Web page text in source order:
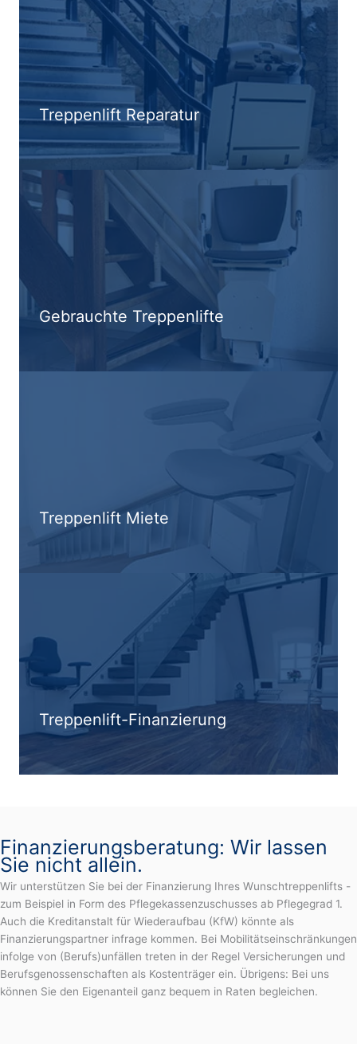
Treppenlift Reparatur
Gebrauchte Treppenlifte
Treppenlift Miete
Treppenlift-Finanzierung
Finanzierungsberatung: Wir lassen
Sie nicht allein.
Wir unterstützen Sie bei der Finanzierung Ihres Wunschtreppenlifts -
zum Beispiel in Form des Pflegekassenzuschusses ab Pflegegrad 1.
Auch die Kreditanstalt für Wiederaufbau (KfW) könnte als
Finanzierungspartner infrage kommen. Bei Mobilitätseinschränkungen
infolge von (Berufs)unfällen treten in der Regel Versicherungen und
Berufsgenossenschaften als Kostenträger ein. Übrigens: Bei uns
können Sie den Eigenanteil ganz bequem in Raten begleichen.